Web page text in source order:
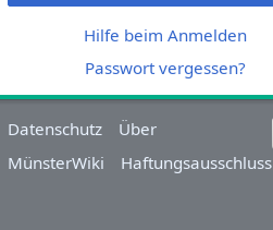
Hilfe beim Anmelden
Passwort vergessen?
Datenschutz
Über
MünsterWiki
Haftungsausschluss